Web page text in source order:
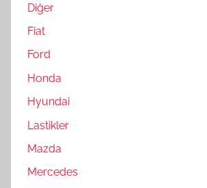
Diğer
Fiat
Ford
Honda
Hyundai
Lastikler
Mazda
Mercedes